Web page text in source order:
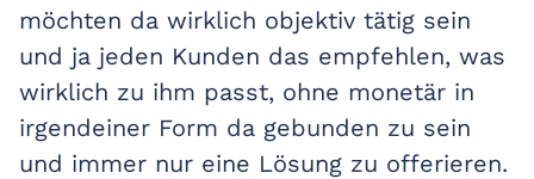
möchten da wirklich objektiv tätig sein
und ja jeden Kunden das empfehlen, was
wirklich zu ihm passt, ohne monetär in
irgendeiner Form da gebunden zu sein
und immer nur eine Lösung zu offerieren.